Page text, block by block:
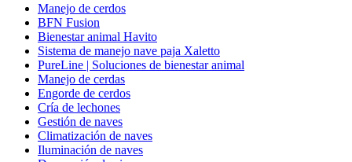
Manejo de cerdos
BFN Fusion
Bienestar animal Havito
Sistema de manejo nave paja Xaletto
PureLine | Soluciones de bienestar animal
Manejo de cerdas
Engorde de cerdos
Cría de lechones
Gestión de naves
Climatización de naves
Iluminación de naves